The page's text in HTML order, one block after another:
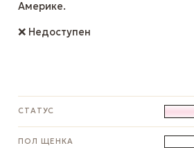
Америке.
❌ Недоступен
СТАТУС
ПОЛ ЩЕНКА